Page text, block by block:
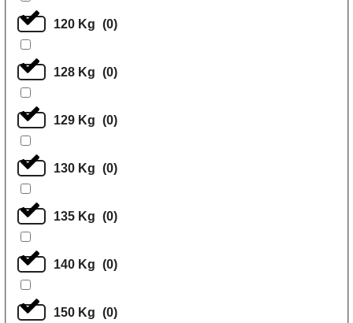
120 Kg (0)
128 Kg (0)
129 Kg (0)
130 Kg (0)
135 Kg (0)
140 Kg (0)
150 Kg (0)